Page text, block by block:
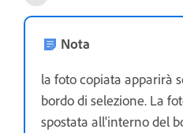
Nota
la foto copiata apparirà
bordo di selezione. La
spostata all'interno del